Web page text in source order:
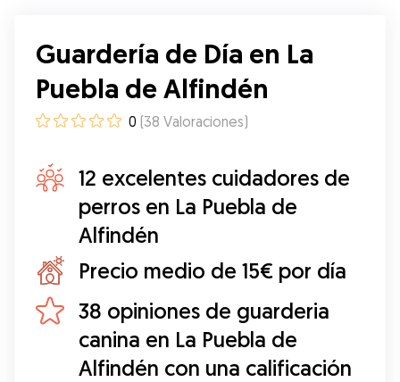
Guardería de Día en La
Puebla de Alfindén
0 (38 Valoraciones)
12 excelentes cuidadores de
perros en La Puebla de
Alfindén
Precio medio de 15€ por día
38 opiniones de guarderia
canina en La Puebla de
Alfindén con una calificación